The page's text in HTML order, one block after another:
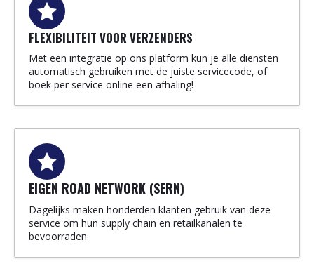
FLEXIBILITEIT VOOR VERZENDERS
Met een integratie op ons platform kun je alle diensten
automatisch gebruiken met de juiste servicecode, of
boek per service online een afhaling!
EIGEN ROAD NETWORK (SERN)
Dagelijks maken honderden klanten gebruik van deze
service om hun supply chain en retailkanalen te
bevoorraden.